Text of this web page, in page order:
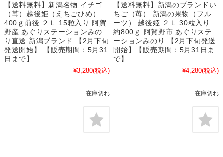
【送料無料】新潟名物 イチゴ
（苺）越後姫（えちごひめ）
400ｇ前後 ２Ｌ 15粒入り 阿賀
野産 あぐりステーションみの
り直送 新潟ブランド 【2月下旬
発送開始】 【販売期間：5月31
日まで】
¥3,280(税込)
在庫切れ
【送料無料】新潟のブランドい
ちご（苺） 新潟の果物（フル
ーツ） 越後姫 ２Ｌ 30粒入り
約800ｇ 阿賀野市 あぐりステ
ーションみのり 【2月下旬発送
開始】【販売期間：5月31日ま
で】
¥4,280(税込)
在庫切れ